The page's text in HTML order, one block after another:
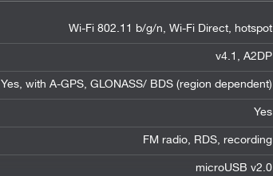
Wi-Fi 802.11 b/g/n, Wi-Fi Direct, hotspot
v4.1, A2DP
Yes, with A-GPS, GLONASS/ BDS (region dependent)
Yes
FM radio, RDS, recording
microUSB v2.0